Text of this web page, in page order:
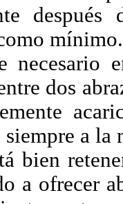
mínimo.
necesario
dos
a la
bien
a ofrecer